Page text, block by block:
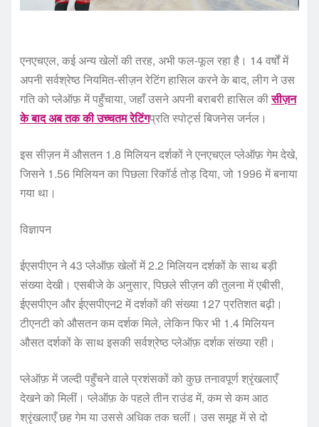
एनएचएल, कई अन्य खेलों की तरह, अभी फल-फूल रहा है। 14 वर्षों में
अपनी सर्वश्रेष्ठ नियमित-सीज़न रेटिंग हासिल करने के बाद, लीग ने उस
गति को प्लेऑफ़ में पहुँचाया, जहाँ उसने अपनी बराबरी हासिल कीसीज़न
के बाद अब तक की उच्चतम रेटिंगप्रति स्पोर्ट्स बिजनेस जर्नल।
इस सीज़न में औसतन 1.8 मिलियन दर्शकों ने एनएचएल प्लेऑफ़ गेम देखे,
जिसने 1.56 मिलियन का पिछला रिकॉर्ड तोड़ दिया, जो 1996 में बनाया
गया था।
विज्ञापन
ईएसपीएन ने 43 प्लेऑफ़ खेलों में 2.2 मिलियन दर्शकों के साथ बड़ी
संख्या देखी। एसबीजे के अनुसार, पिछले सीज़न की तुलना में एबीसी,
ईएसपीएन और ईएसपीएन2 में दर्शकों की संख्या 127 प्रतिशत बढ़ी।
टीएनटी को औसतन कम दर्शक मिले, लेकिन फिर भी 1.4 मिलियन
औसत दर्शकों के साथ इसकी सर्वश्रेष्ठ प्लेऑफ़ दर्शक संख्या रही।
प्लेऑफ़ में जल्दी पहुँचने वाले प्रशंसकों को कुछ तनावपूर्ण श्रृंखलाएँ
देखने को मिलीं। प्लेऑफ़ के पहले तीन राउंड में, कम से कम आठ
श्रृंखलाएँ छह गेम या उससे अधिक तक चलीं। उस समूह में से दो